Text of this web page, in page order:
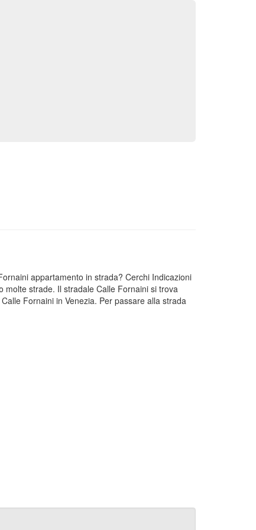
appartamento in strada? Cerchi Indicazioni
molte strade. Il stradale Calle Fornaini si trova
Fornaini in Venezia. Per passare alla strada